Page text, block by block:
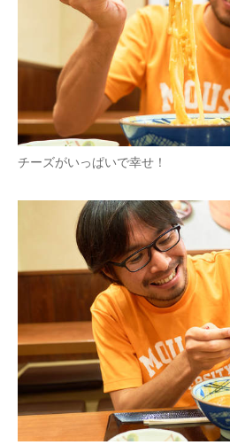
チーズがいっぱいで幸せ！